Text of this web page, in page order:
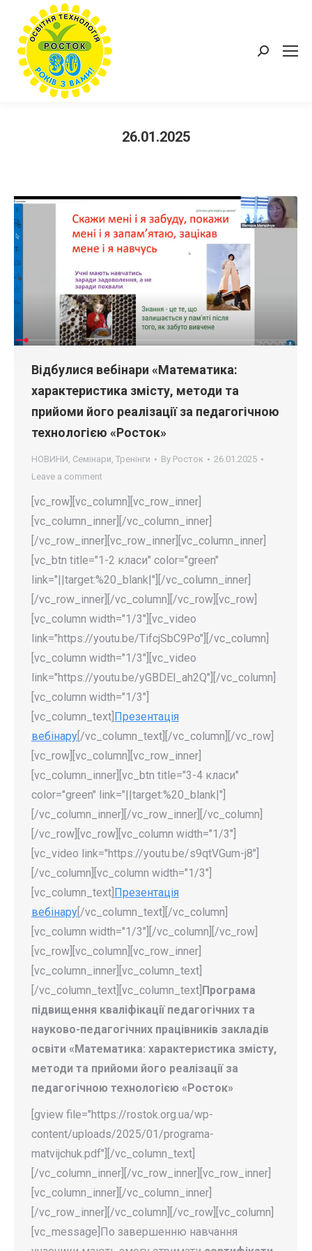
Пошук:
26.01.2025
Відбулися вебінари «Математика:
характеристика змісту, методи та
прийоми його реалізації за педагогічною
технологією «Росток»
НОВИНИ, Семінари, Тренінги By Росток
26.01.2025
Leave a comment
[vc_row][vc_column][vc_row_inner]
[vc_column_inner][/vc_column_inner]
[/vc_row_inner][vc_row_inner][vc_column_inner]
[vc_btn title="1-2 класи" color="green"
link="||target:%20_blank|"][/vc_column_inner]
[/vc_row_inner][/vc_column][/vc_row][vc_row]
[vc_column width="1/3"][vc_video
link="https://youtu.be/TifcjSbC9Po"][/vc_column]
[vc_column width="1/3"][vc_video
link="https://youtu.be/yGBDEl_ah2Q"][/vc_column]
[vc_column width="1/3"]
[vc_column_text] Презентація
вебінару [/vc_column_text][/vc_column][/vc_row]
[vc_row][vc_column][vc_row_inner]
[vc_column_inner][vc_btn title="3-4 класи"
color="green" link="||target:%20_blank|"]
[/vc_column_inner][/vc_row_inner][/vc_column]
[/vc_row][vc_row][vc_column width="1/3"]
[vc_video link="https://youtu.be/s9qtVGum-j8"]
[/vc_column][vc_column width="1/3"]
[vc_column_text] Презентація
вебінару [/vc_column_text][/vc_column]
[vc_column width="1/3"][/vc_column][/vc_row]
[vc_row][vc_column][vc_row_inner]
[vc_column_inner][vc_column_text]
[/vc_column_text][vc_column_text] Програма
підвищення кваліфікації педагогічних та
науково-педагогічних працівників закладів
освіти « Математика: характеристика змісту,
методи та прийоми його реалізації за
педагогічною технологією «Росток»
[gview file="https://rostok.org.ua/wp-
content/uploads/2025/01/programa-
matvijchuk.pdf"][/vc_column_text]
[/vc_column_inner][/vc_row_inner][vc_row_inner]
[vc_column_inner][/vc_column_inner]
[/vc_row_inner][/vc_column][/vc_row][vc_column]
[vc_message]По завершенню навчання